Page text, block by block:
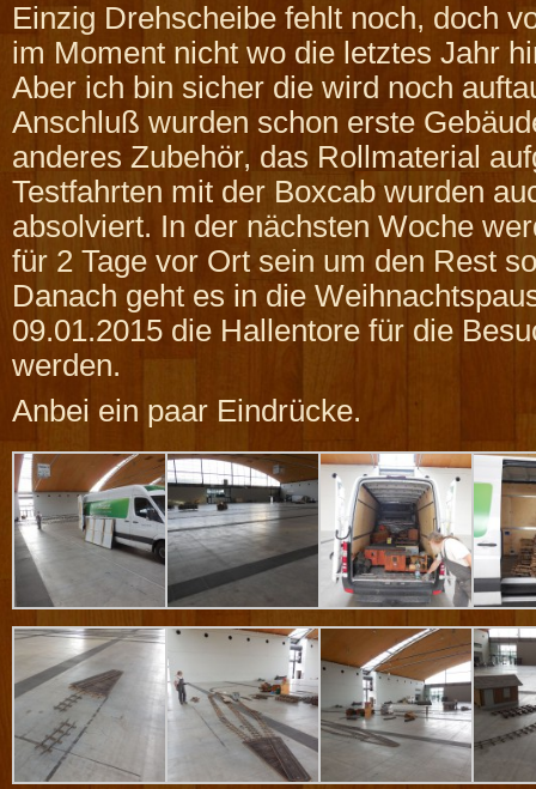
Einzig Drehscheibe fehlt noch, doch
im Moment nicht wo die letztes Jahr
Aber ich bin sicher die wird noch
Anschluß wurden schon erste
anderes Zubehör, das Rollmaterial
Testfahrten mit der Boxcab wurden
absolviert. In der nächsten Woche
für 2 Tage vor Ort sein um den Rest
Danach geht es in die
09.01.2015 die Hallentore für die
werden.
Anbei ein paar Eindrücke.